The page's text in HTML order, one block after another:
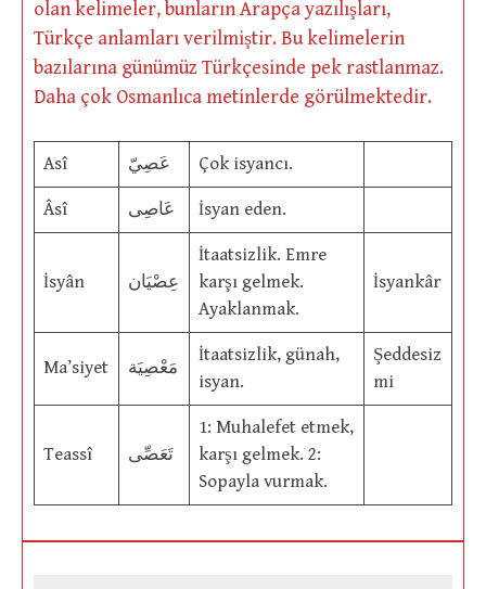
olan kelimeler, bunların Arapça yazılışları,
Türkçe anlamları verilmiştir. Bu kelimelerin
bazılarına günümüz Türkçesinde pek rastlanmaz.
Daha çok Osmanlıca metinlerde görülmektedir.
Asî عَصِيّ Çok isyancı.
Âsî عَاصِى İsyan eden.
İsyân عِصْيَان
İtaatsizlik. Emre
karşı gelmek.
Ayaklanmak.
İsyankâr
Ma’siyet مَعْصِيَة
İtaatsizlik, günah,
isyan.
Şeddesiz
mi
Teassî تَعَصِّى
1: Muhalefet etmek,
karşı gelmek. 2:
Sopayla vurmak.